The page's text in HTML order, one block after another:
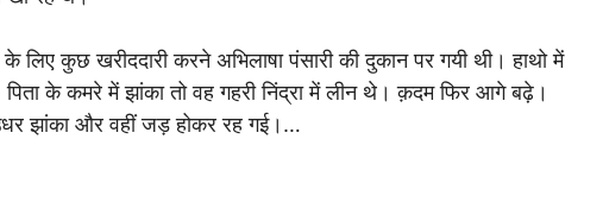
कुछ खरीददारी करने अभिलाषा पंसारी की दुकान पर गयी थी। हाथो में
के कमरे में झांका तो वह गहरी निंद्रा में लीन थे। क़दम फिर आगे बढ़े।
झांका और वहीं जड़ होकर रह गई।…